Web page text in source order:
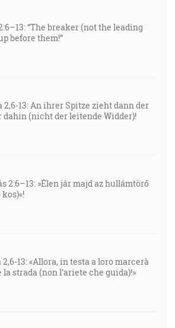
“The breaker (not the leading
before them!”
2,6-13: An ihrer Spitze zieht dann der
(nicht der leitende Widder)!
2:6–13: »Élen jár majd az hullámtörő
13: «Allora, in testa a loro marcerà
strada (non l’ariete che guida)!»